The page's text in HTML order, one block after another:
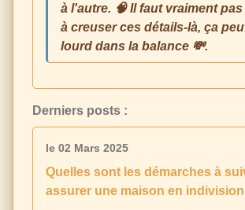
à l'autre. 🧠 Il faut vraiment
à creuser ces détails-là, ça
lourd dans la balance 💸.
Derniers posts :
le 02 Mars 2025
Quelles sont les démarches à
assurer une maison en